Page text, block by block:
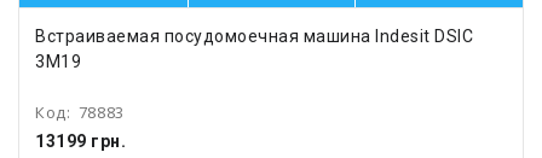
Встраиваемая посудомоечная машина Indesit DSIC
3M19
Код: 78883
13199 грн.